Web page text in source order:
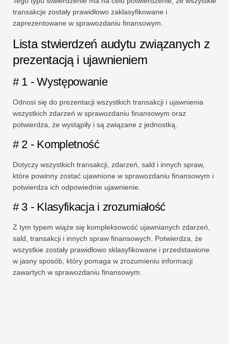
transakcje zostały prawidłowo zaklasyfikowane i
zaprezentowane w sprawozdaniu finansowym.
Lista stwierdzeń audytu związanych z
prezentacją i ujawnieniem
# 1 - Występowanie
Odnosi się do prezentacji wszystkich transakcji i ujawnienia
wszystkich zdarzeń w sprawozdaniu finansowym oraz
potwierdza, że ​​wystąpiły i są związane z jednostką.
# 2 - Kompletność
Dotyczy wszystkich transakcji, zdarzeń, sald i innych spraw,
które powinny zostać ujawnione w sprawozdaniu finansowym i
potwierdza ich odpowiednie ujawnienie.
# 3 - Klasyfikacja i zrozumiałość
Z tym typem wiąże się kompleksowość ujawnianych zdarzeń,
sald, transakcji i innych spraw finansowych. Potwierdza, że ​​
wszystkie zostały prawidłowo sklasyfikowane i przedstawione
w jasny sposób, który pomaga w zrozumieniu informacji
zawartych w sprawozdaniu finansowym.